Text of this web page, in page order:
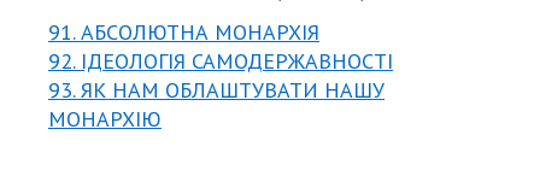
91. АБСОЛЮТНА МОНАРХІЯ
92. ІДЕОЛОГІЯ САМОДЕРЖАВНОСТІ
93. ЯК НАМ ОБЛАШТУВАТИ НАШУ
МОНАРХІЮ